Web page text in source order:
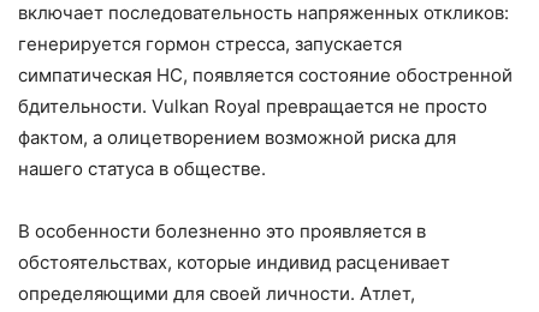
включает последовательность напряженных откликов:
генерируется гормон стресса, запускается
симпатическая НС, появляется состояние обостренной
бдительности. Vulkan Royal превращается не просто
фактом, а олицетворением возможной риска для
нашего статуса в обществе.
В особенности болезненно это проявляется в
обстоятельствах, которые индивид расценивает
определяющими для своей личности. Атлет,